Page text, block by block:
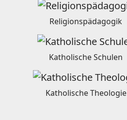
Religionspädagogik
Katholische Schulen
Katholische Theologie